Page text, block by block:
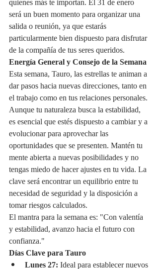
quienes más te importan. El 31 de enero
será un buen momento para organizar una
salida o reunión, ya que estarás
particularmente bien dispuesto para disfrutar
de la compañía de tus seres queridos.
Energía General y Consejo de la Semana
Esta semana, Tauro, las estrellas te animan a
dar pasos hacia nuevas direcciones, tanto en
el trabajo como en tus relaciones personales.
Aunque tu naturaleza busca la estabilidad,
es esencial que estés dispuesto a cambiar y a
evolucionar para aprovechar las
oportunidades que se presenten. Mantén tu
mente abierta a nuevas posibilidades y no
tengas miedo de hacer ajustes en tu vida. La
clave será encontrar un equilibrio entre tu
necesidad de seguridad y la disposición a
tomar riesgos calculados.
El mantra para la semana es: "Con valentía
y estabilidad, avanzo hacia el futuro con
confianza."
Días Clave para Tauro
Lunes 27: Ideal para establecer nuevos